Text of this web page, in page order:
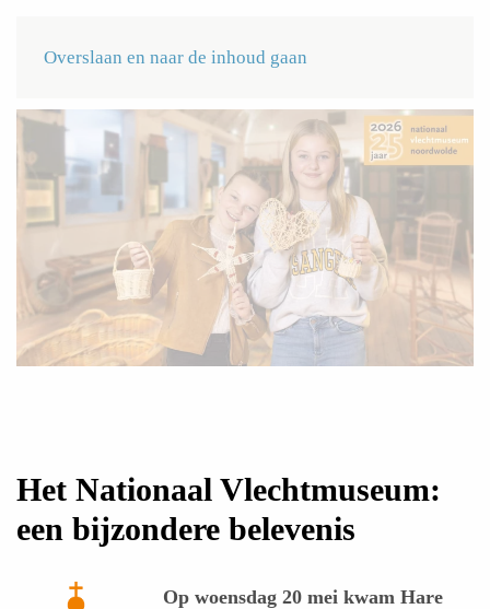
Overslaan en naar de inhoud gaan
Het Nationaal Vlechtmuseum:
een bijzondere belevenis
Op woensdag 20 mei kwam Hare
NL